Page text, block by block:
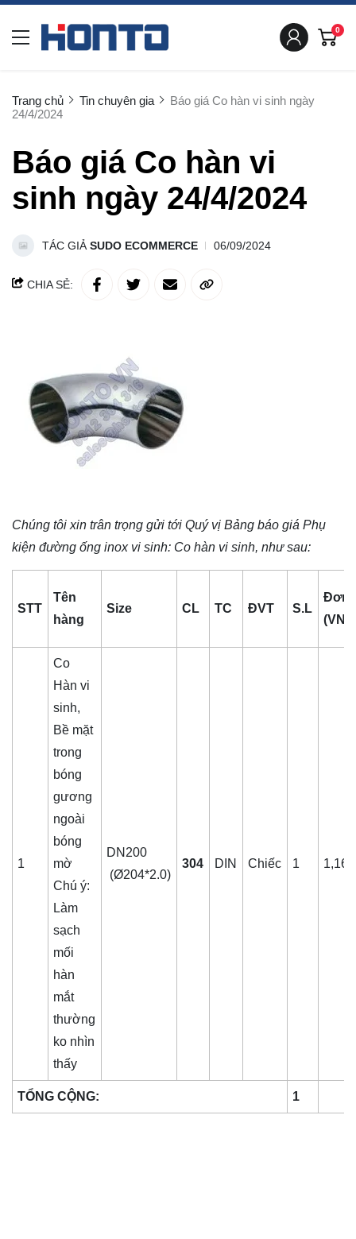
0
Trang chủ Tin chuyên gia
Báo giá Co hàn vi sinh ngày
24/4/2024
Báo giá Co hàn vi
sinh ngày 24/4/2024
TÁC GIẢ SUDO ECOMMERCE 06/09/2024
CHIA SẺ:
Chúng tôi xin trân trọng gửi tới Quý vị Bảng báo giá Phụ
kiện đường ống inox vi sinh: Co hàn vi sinh, như sau:
STT
Tên
hàng
Size CL TC ĐVT S.L
Đơn
1
Co
Hàn vi
sinh,
Bề mặt
trong
bóng
gương
ngoài
bóng
mờ
Chú ý:
Làm
sạch
mối
hàn
mắt
thường
ko nhìn
thấy
DN200
(Ø204*2.0)
304 DIN Chiếc 1
TỔNG CỘNG: 1